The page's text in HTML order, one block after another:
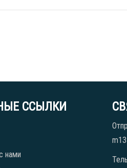
ССЫЛКИ
нами